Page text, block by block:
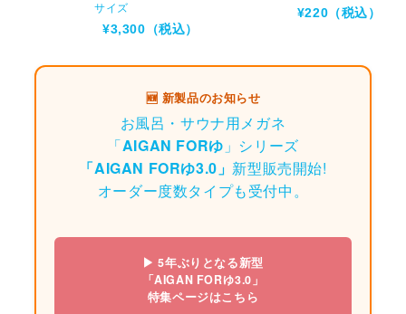
サイズ
¥3,300（税込）
¥220（税込）
🆕 新製品のお知らせ
お風呂・サウナ用メガネ
「AIGAN FORゆ 」シリーズ
「AIGAN FORゆ3.0」 新型販売開始!
オーダー度数タイプも受付中。
▶ 5年ぶりとなる新型
「AIGAN FORゆ3.0」
特集ページはこちら